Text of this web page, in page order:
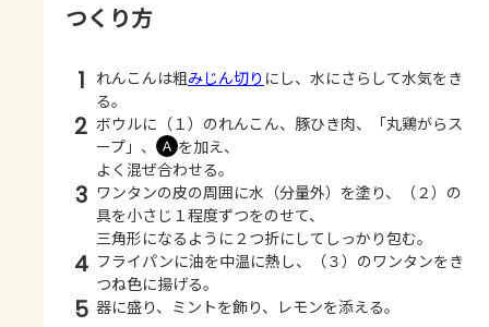
つくり方
1 れんこんは粗みじん切り にし、水にさらして水気をき
る。
2 ボウルに（１）のれんこん、豚ひき肉、「丸鶏がらス
ープ」、
Ａ を加え、
よく混ぜ合わせる。
3 ワンタンの皮の周囲に水（分量外）を塗り、（２）の
具を小さじ１程度ずつをのせて、
三角形になるように２つ折にしてしっかり包む。
4 フライパンに油を中温に熱し、（３）のワンタンをき
つね色に揚げる。
5 器に盛り、ミントを飾り、レモンを添える。